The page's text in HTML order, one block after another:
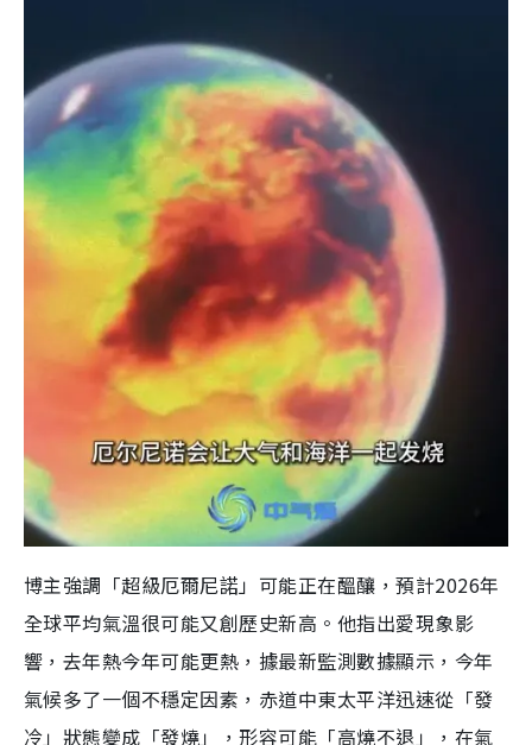
博主強調「超級厄爾尼諾」可能正在醞釀，預計2026年
全球平均氣溫很可能又創歷史新高。他指出愛現象影
響，去年熱今年可能更熱，據最新監測數據顯示，今年
氣候多了一個不穩定因素，赤道中東太平洋迅速從「發
冷」狀態變成「發燒」，形容可能「高燒不退」，在氣